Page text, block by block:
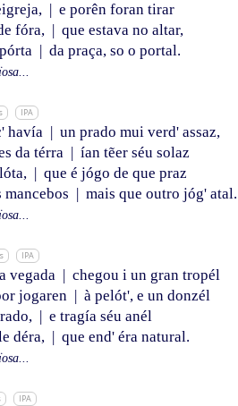
| e porên foran tirar
fóra, | que estava no altar,
| da praça, so o portal.
IPA
havía | un prado mui verd' assaz,
da térra | ían tẽer séu solaz
| que é jógo de que praz
mancebos | mais que outro jóg' atal.
IPA
vegada | chegou i un gran tropél
jogaren | à pelót', e un donzél
| e tragía séu anél
déra, | que end' éra natural.
IPA